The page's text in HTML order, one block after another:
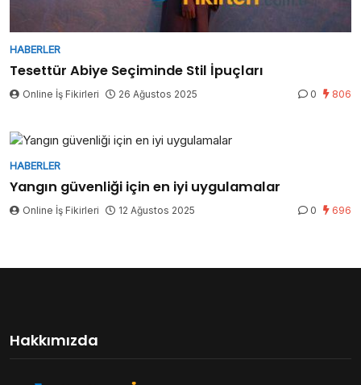
HABERLER
Tesettür Abiye Seçiminde Stil İpuçları
Online İş Fikirleri 26 Ağustos 2025 0 806
HABERLER
Yangın güvenliği için en iyi uygulamalar
Online İş Fikirleri 12 Ağustos 2025 0 696
Hakkımızda